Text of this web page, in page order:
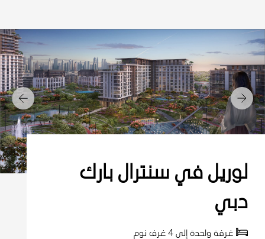
السابق
التالي
لوريل في سنترال بارك
دبي
غرفة واحدة إلى 4 غرف نوم